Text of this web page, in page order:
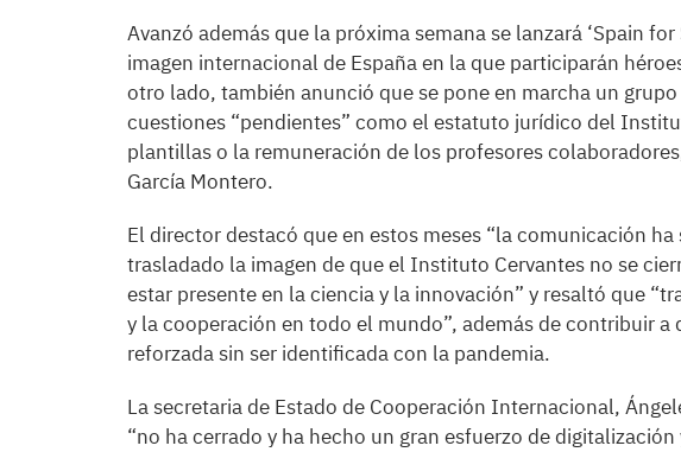
Avanzó además que la próxima semana se lanzará ‘Spain
imagen internacional de España en la que participarán
otro lado, también anunció que se pone en marcha un
cuestiones “pendientes” como el estatuto jurídico del
plantillas o la remuneración de los profesores
García Montero.
El director destacó que en estos meses “la comunicación
trasladado la imagen de que el Instituto Cervantes no se
estar presente en la ciencia y la innovación” y resaltó que
y la cooperación en todo el mundo”, además de contribuir a
reforzada sin ser identificada con la pandemia.
La secretaria de Estado de Cooperación Internacional,
“no ha cerrado y ha hecho un gran esfuerzo de